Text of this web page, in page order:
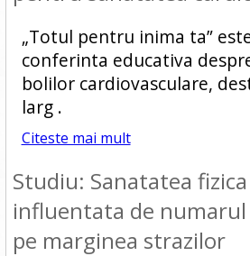
„Totul pentru inima ta”
conferinta educativa
bolilor cardiovasculare,
larg .
Citeste mai mult
Studiu: Sanatatea
influentata de numarul
pe marginea strazilor